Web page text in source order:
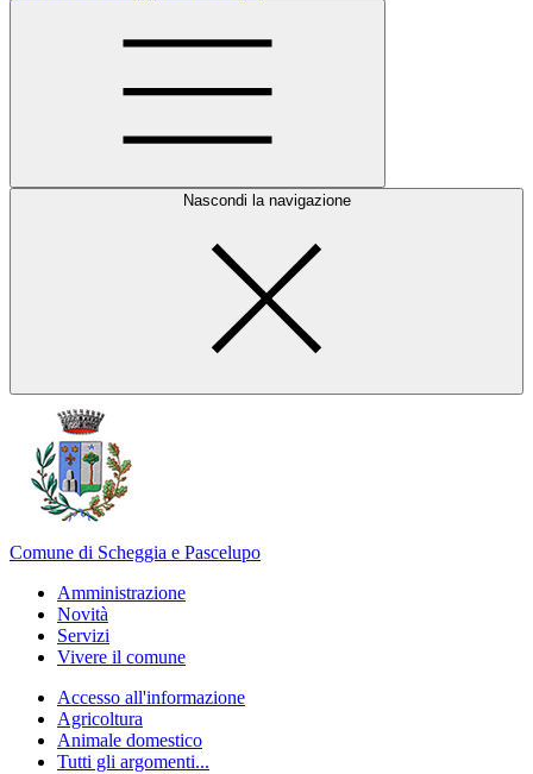
Nascondi la navigazione
Comune di Scheggia e Pascelupo
Amministrazione
Novità
Servizi
Vivere il comune
Accesso all'informazione
Agricoltura
Animale domestico
Tutti gli argomenti...